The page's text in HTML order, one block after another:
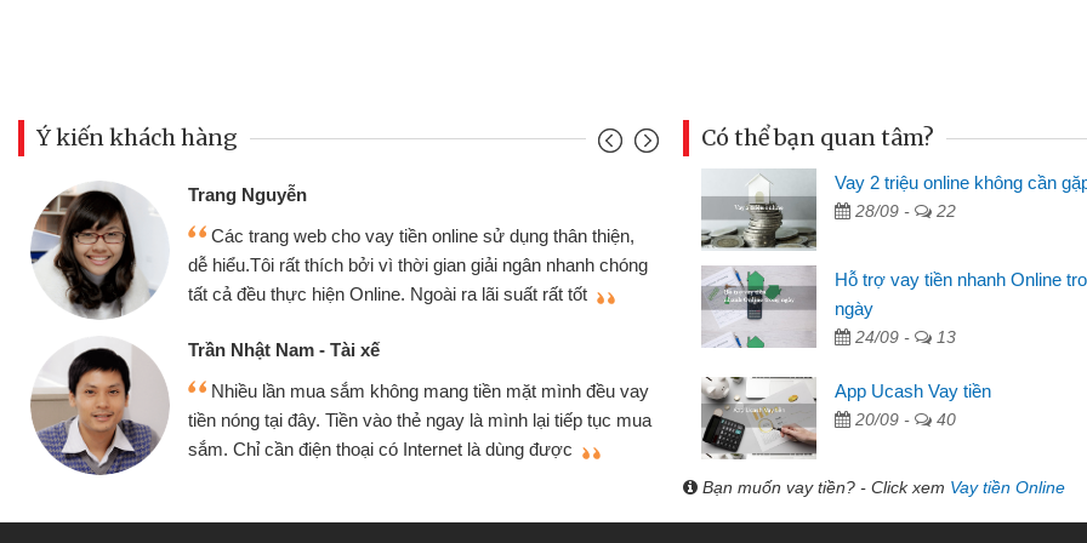
Ý kiến khách hàng
Trang Nguyễn
Các trang web cho vay tiền online sử dụng thân thiện,
dễ hiểu.Tôi rất thích bởi vì thời gian giải ngân nhanh chóng
tất cả đều thực hiện Online. Ngoài ra lãi suất rất tốt
Trần Nhật Nam - Tài xế
Nhiều lần mua sắm không mang tiền mặt mình đều vay
tiền nóng tại đây. Tiền vào thẻ ngay là mình lại tiếp tục mua
sắm. Chỉ cần điện thoại có Internet là dùng được
Đoàn Hữu Cảnh
Mình cần tiền gấp nên định
nhưng thật may đã có gói vay
không cần gặp mặt nên rất tiện
bè biết
Tôi kinh doanh buôn bán
hàng, nhờ biết đến website
quyết được công việc của
Có thể bạn quan tâm?
Vay 2 triệu online không cần
28/09 - 22
Hỗ trợ vay tiền nhanh Online
ngày
24/09 - 13
App Ucash Vay tiền
20/09 - 40
Bạn muốn vay tiền? - Click xem Vay tiền Online